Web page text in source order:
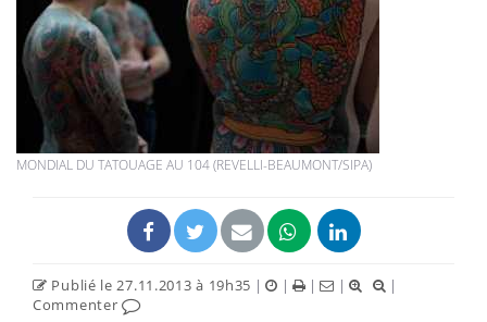
MONDIAL DU TATOUAGE AU 104 (REVELLI-BEAUMONT/SIPA)
Publié le 27.11.2013 à 19h35 | | | |
|
Commenter